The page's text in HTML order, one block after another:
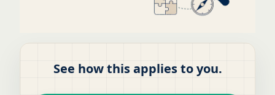
See how this applies to you.